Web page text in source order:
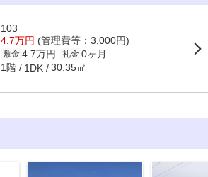
103
4.7万円 (管理費等：3,000円)
敷金 4.7万円 礼金 0ヶ月
1階 1DK 30.35㎡